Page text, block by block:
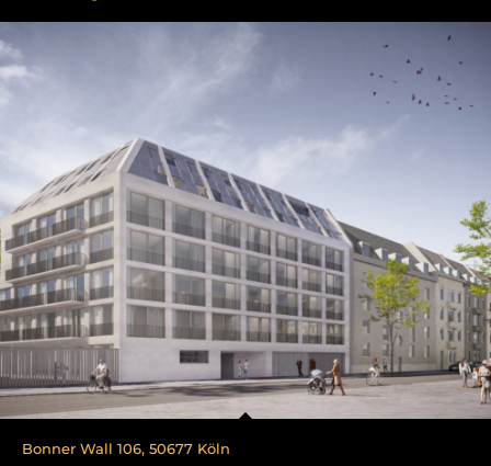
Bonner Wall 106, 50677 Köln